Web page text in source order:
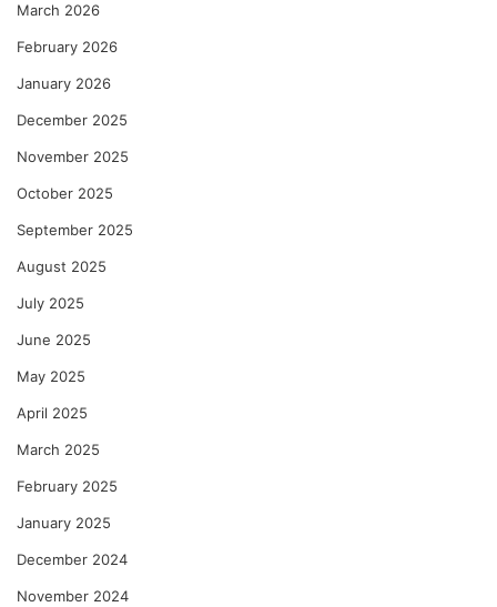
March 2026
February 2026
January 2026
December 2025
November 2025
October 2025
September 2025
August 2025
July 2025
June 2025
May 2025
April 2025
March 2025
February 2025
January 2025
December 2024
November 2024